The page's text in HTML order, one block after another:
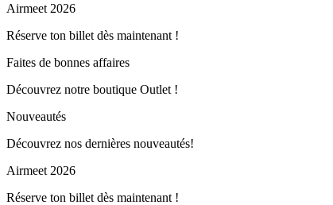
Airmeet 2026
Réserve ton billet dès maintenant !
Faites de bonnes affaires
Découvrez notre boutique Outlet !
Nouveautés
Découvrez nos dernières nouveautés!
Airmeet 2026
Réserve ton billet dès maintenant !